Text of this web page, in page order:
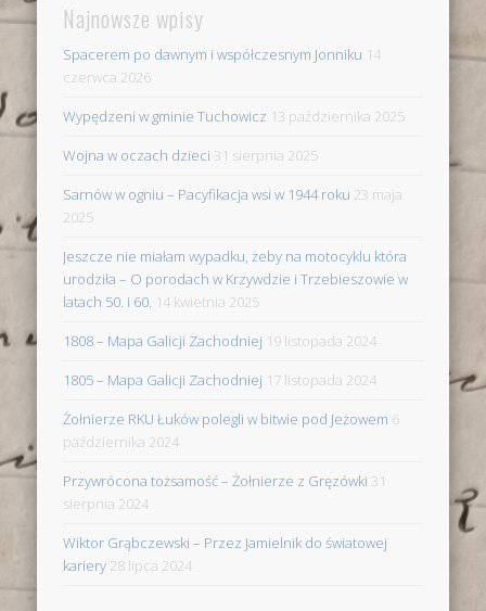
Najnowsze wpisy
Spacerem po dawnym i współczesnym Jonniku 14
czerwca 2026
Wypędzeni w gminie Tuchowicz 13 października 2025
Wojna w oczach dzieci 31 sierpnia 2025
Sarnów w ogniu – Pacyfikacja wsi w 1944 roku 23 maja
2025
Jeszcze nie miałam wypadku, żeby na motocyklu która
urodziła – O porodach w Krzywdzie i Trzebieszowie w
latach 50. i 60. 14 kwietnia 2025
1808 – Mapa Galicji Zachodniej 19 listopada 2024
1805 – Mapa Galicji Zachodniej 17 listopada 2024
Żołnierze RKU Łuków polegli w bitwie pod Jeżowem 6
października 2024
Przywrócona tożsamość – Żołnierze z Gręzówki 31
sierpnia 2024
Wiktor Grąbczewski – Przez Jamielnik do światowej
kariery 28 lipca 2024